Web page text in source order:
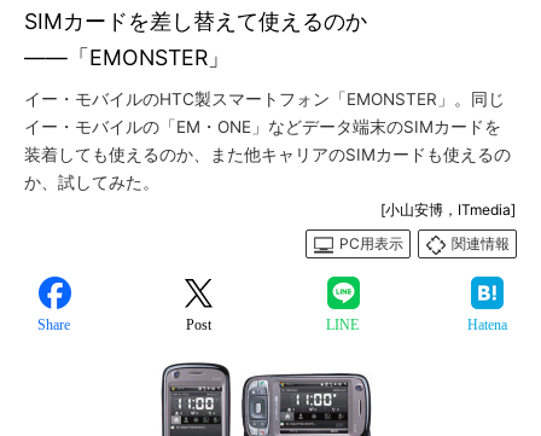
SIMカードを差し替えて使えるのか
――「EMONSTER」
イー・モバイルのHTC製スマートフォン「EMONSTER」。同じ
イー・モバイルの「EM・ONE」などデータ端末のSIMカードを
装着しても使えるのか、また他キャリアのSIMカードも使えるの
か、試してみた。
[小山安博，ITmedia]
PC用表示
関連情報
Share Post LINE Hatena